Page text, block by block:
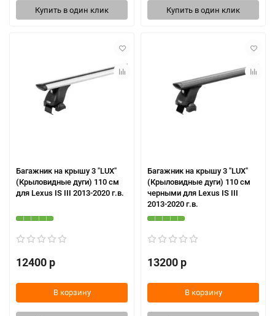
Купить в один клик Купить в один клик
Багажник на крышу 3 "LUX"
(Крыловидные дуги) 110 см
для Lexus IS III 2013-2020 г.в.
12400 р
В корзину
Багажник на крышу 3 "LUX"
(Крыловидные дуги) 110 см
черными для Lexus IS III
2013-2020 г.в.
13200 р
В корзину